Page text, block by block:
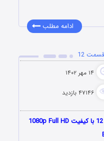
ادامه مطلب
12
۱۴ مهر ۱۴۰۲
۴۷۱۴۶ بازدید
دانلود سریال ضد فصل اول قسمت 12 با کیفیت 1080p Full HD